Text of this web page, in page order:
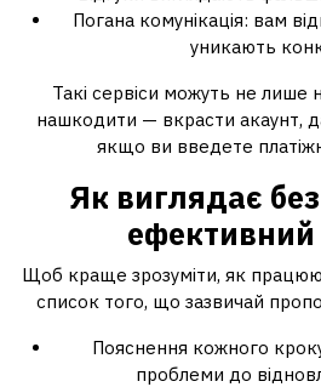
Погана комунікація: вам
уникають
Такі сервіси можуть не лише
нашкодити — вкрасти акаунт,
якщо ви введете
Як виглядає
ефективний
Щоб краще зрозуміти, як
список того, що зазвичай
Пояснення кожного
проблеми до